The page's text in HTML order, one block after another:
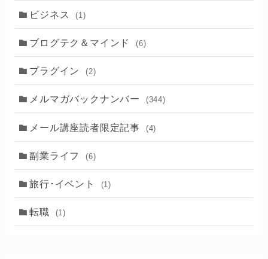
ビジネス (1)
ブログテク＆マインド (6)
プラグイン (2)
メルマガバックナンバー (344)
メール講座読者限定記事 (4)
副業ライフ (6)
旅行･イベント (1)
転職 (1)